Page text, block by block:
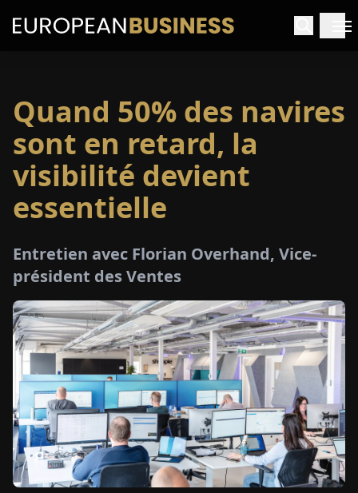
Quand 50% des navires
sont en retard, la
visibilité devient
essentielle
Entretien avec Florian Overhand, Vice-
président des Ventes